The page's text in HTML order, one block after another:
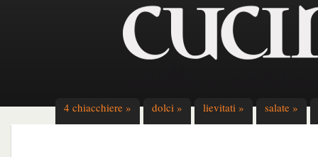
4 chiacchiere » dolci » lievitati » salate »